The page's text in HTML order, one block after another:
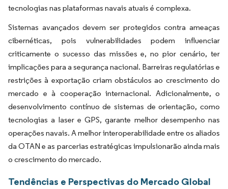
tecnologias nas plataformas navais atuais é complexa.
Sistemas avançados devem ser protegidos contra ameaças
cibernéticas, pois vulnerabilidades podem influenciar
criticamente o sucesso das missões e, no pior cenário, ter
implicações para a segurança nacional. Barreiras regulatórias e
restrições à exportação criam obstáculos ao crescimento do
mercado e à cooperação internacional. Adicionalmente, o
desenvolvimento contínuo de sistemas de orientação, como
tecnologias a laser e GPS, garante melhor desempenho nas
operações navais. A melhor interoperabilidade entre os aliados
da OTAN e as parcerias estratégicas impulsionarão ainda mais
o crescimento do mercado.
Tendências e Perspectivas do Mercado Global